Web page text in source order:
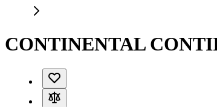
CONTINENTAL